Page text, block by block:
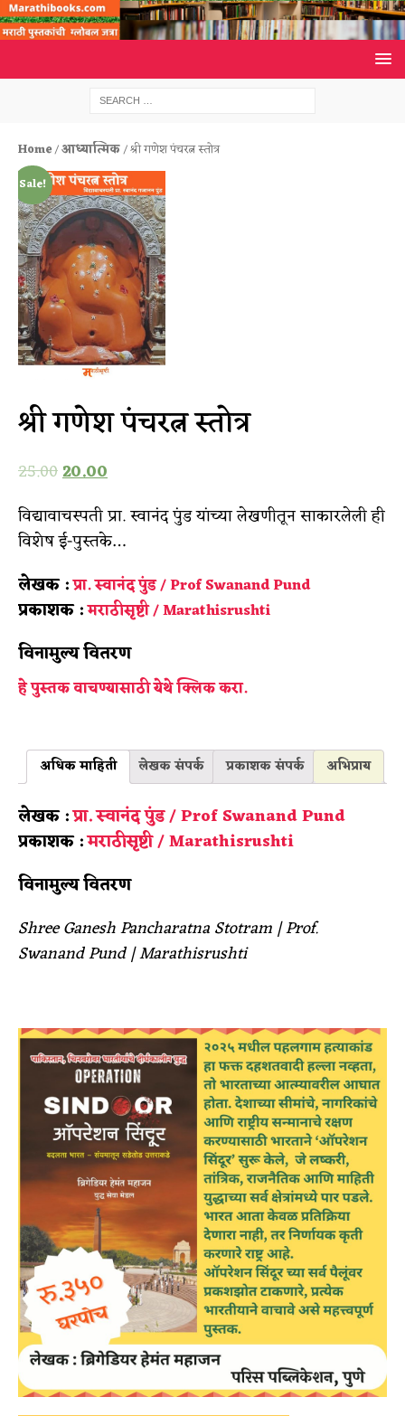
Home/आध्यात्मिक/ श्री गणेश पंचरत्न स्तोत्र
Sale!
श्री गणेश पंचरत्न स्तोत्र
25.0020.00
विद्यावाचस्पती प्रा. स्वानंद पुंड यांच्या लेखणीतून साकारलेली ही
विशेष ई-पुस्तके…
लेखक :प्रा. स्वानंद पुंड / Prof Swanand Pund
प्रकाशक :मराठीसृष्टी / Marathisrushti
विनामुल्य वितरण
हे पुस्तक वाचण्यासाठी येथे क्लिक करा.
अधिक माहिती लेखक संपर्क प्रकाशक संपर्क अभिप्राय
लेखक :प्रा. स्वानंद पुंड / Prof Swanand Pund
प्रकाशक :मराठीसृष्टी / Marathisrushti
विनामुल्य वितरण
Shree Ganesh Pancharatna Stotram |Prof.
Swanand Pund |Marathisrushti